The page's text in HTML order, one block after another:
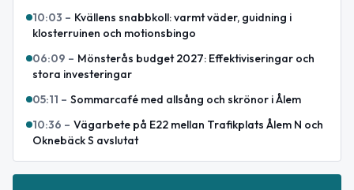
10:03 – Kvällens snabbkoll: varmt väder, guidning i
klosterruinen och motionsbingo
06:09 – Mönsterås budget 2027: Effektiviseringar och
stora investeringar
05:11 – Sommarcafé med allsång och skrönor i Ålem
10:36 – Vägarbete på E22 mellan Trafikplats Ålem N och
Oknebäck S avslutat